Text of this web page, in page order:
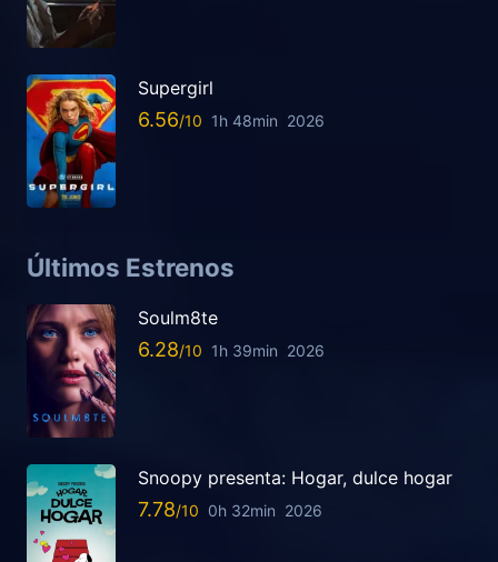
Supergirl
6.56 1h 48min 2026
Últimos Estrenos
Soulm8te
6.28 1h 39min 2026
Snoopy presenta: Hogar, dulce hogar
7.78 0h 32min 2026